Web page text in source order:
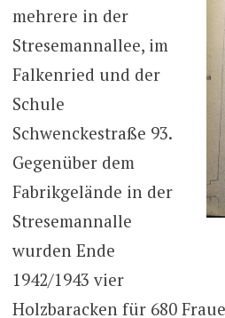
mehrere in der
Stresemannallee, im
Falkenried und der
Schule
Schwenckestraße 93.
Gegenüber dem
Fabrikgelände in der
Stresemannalle
wurden Ende
1942/1943 vier
Holzbaracken für 680